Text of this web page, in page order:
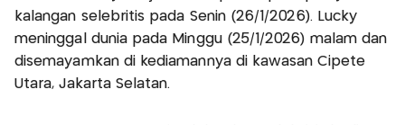
kalangan selebritis pada Senin (26/1/2026). Lucky
meninggal dunia pada Minggu (25/1/2026) malam dan
disemayamkan di kediamannya di kawasan Cipete
Utara, Jakarta Selatan.